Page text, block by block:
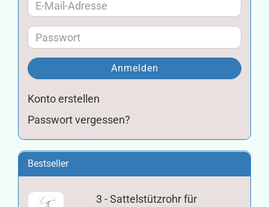
E-
Adresse
Passwort
Anmelden
Konto erstellen
Passwort vergessen?
Bestseller
3 - Sattelstützrohr für